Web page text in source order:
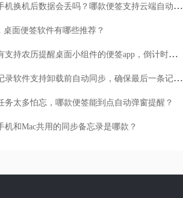
安卓手机换机后数据会丢吗？哪款便签支持云端自动备份？
桌面便签软件有哪些推荐？
有没有支持农历提醒桌面小组件的便签app，倒计时一目了然
哪款记录软件支持卸载前自动同步，确保最后一条记录不丢失？
务太多怕忘，哪款便签能到点自动弹窗提醒？
机和Mac共用的同步备忘录是哪款？